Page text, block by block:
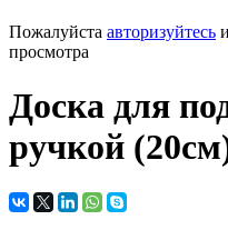
Пожалуйста авторизуйтесь
просмотра
Доска для
ручкой